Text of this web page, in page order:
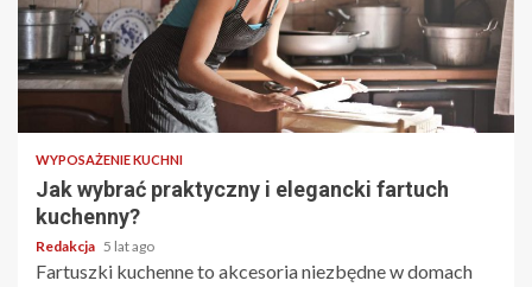
WYPOSAŻENIE KUCHNI
Jak wybrać praktyczny i elegancki fartuch
kuchenny?
Redakcja 5 lat ago
Fartuszki kuchenne to akcesoria niezbędne w domach